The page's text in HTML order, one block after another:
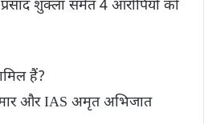
प्रसाद शुक्ला समेत 4 आरोपियों को
हैं?
और IAS अमृत अभिजात